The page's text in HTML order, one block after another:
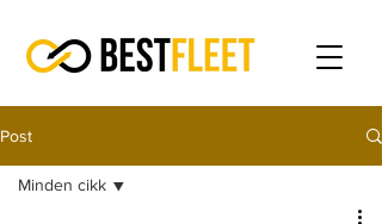
Post
Minden cikk